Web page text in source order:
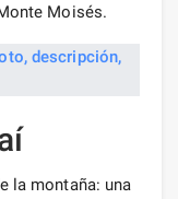
Moisés.
la montaña: una